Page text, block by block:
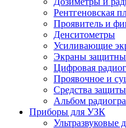
Рентгеновская
Проявитель и
Денситометры
Усиливающие
Экраны
Цифровая
Проявочное и
Средства
Альбом
Приборы для УЗК
Ультразвуковые